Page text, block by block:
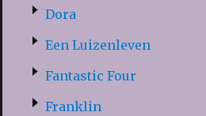
Dora
Een Luizenleven
Fantastic Four
Franklin